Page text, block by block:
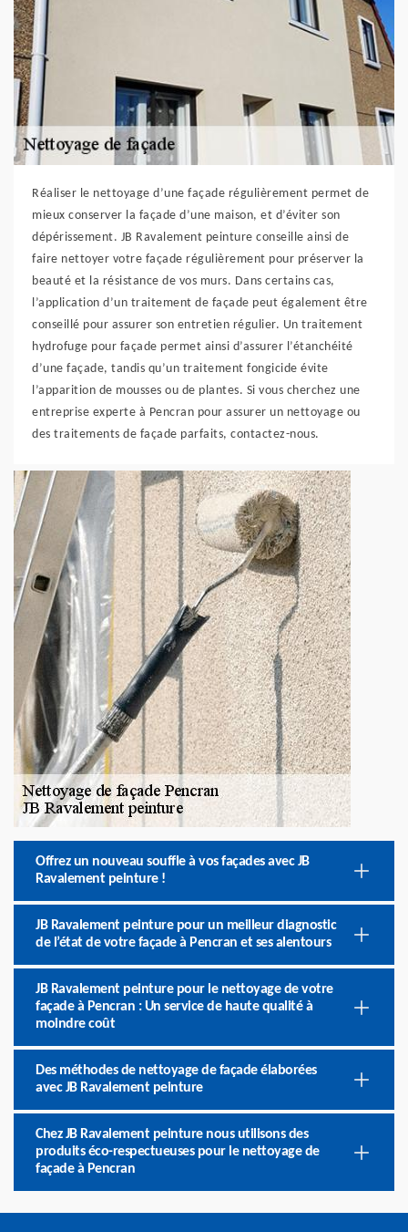
Réaliser le nettoyage d’une façade régulièrement permet de
mieux conserver la façade d’une maison, et d’éviter son
dépérissement. JB Ravalement peinture conseille ainsi de
faire nettoyer votre façade régulièrement pour préserver la
beauté et la résistance de vos murs. Dans certains cas,
l’application d’un traitement de façade peut également être
conseillé pour assurer son entretien régulier. Un traitement
hydrofuge pour façade permet ainsi d’assurer l’étanchéité
d’une façade, tandis qu’un traitement fongicide évite
l’apparition de mousses ou de plantes. Si vous cherchez une
entreprise experte à Pencran pour assurer un nettoyage ou
des traitements de façade parfaits, contactez-nous.
Offrez un nouveau souffle à vos façades avec JB
Ravalement peinture !
JB Ravalement peinture pour un meilleur diagnostic
de l’état de votre façade à Pencran et ses alentours
JB Ravalement peinture pour le nettoyage de votre
façade à Pencran : Un service de haute qualité à
moindre coût
Des méthodes de nettoyage de façade élaborées
avec JB Ravalement peinture
Chez JB Ravalement peinture nous utilisons des
produits éco-respectueuses pour le nettoyage de
façade à Pencran